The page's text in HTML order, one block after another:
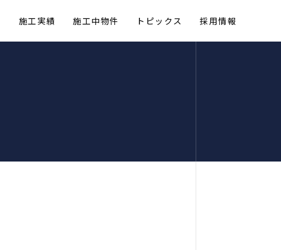
施工実績 施工中物件 トピックス 採用情報